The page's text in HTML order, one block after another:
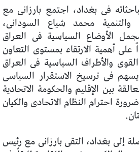
فى بغداد، اجتمع بارزانى مع
والتنمية محمد شياع السودانى،
الأوضاع السياسية فى العراق
على أهمية الارتقاء بمستوى التعاون
والأطراف السياسية فى العراق
فى ترسيخ الاستقرار السياسى
بين الإقليم والحكومة الاتحادية
احترام النظام الاتحادى والكيان
إلى بغداد، التقى بارزانى مع رئيس